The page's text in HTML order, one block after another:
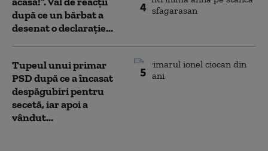
4
după ce un bărbat a
desenat o declarație...
5
Tupeul unui primar
PSD după ce a încasat
despăgubiri pentru
secetă, iar apoi a
vândut...